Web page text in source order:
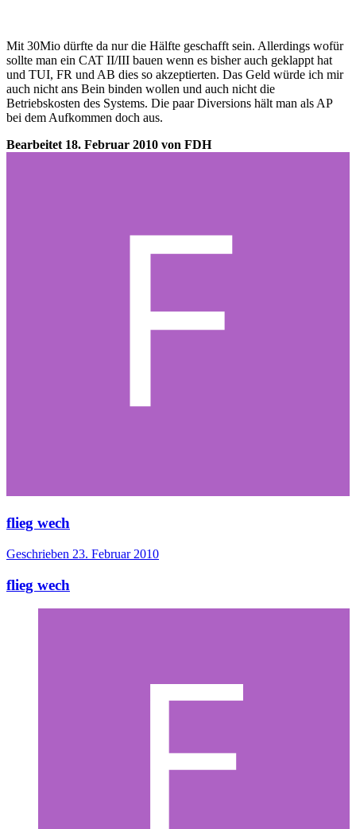
Mit 30Mio dürfte da nur die Hälfte geschafft sein. Allerdings wofür
sollte man ein CAT II/III bauen wenn es bisher auch geklappt hat
und TUI, FR und AB dies so akzeptierten. Das Geld würde ich mir
auch nicht ans Bein binden wollen und auch nicht die
Betriebskosten des Systems. Die paar Diversions hält man als AP
bei dem Aufkommen doch aus.
Bearbeitet 18. Februar 2010 von FDH
flieg wech
Geschrieben 23. Februar 2010
flieg wech